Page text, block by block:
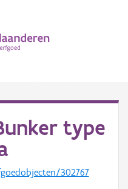
type
302767